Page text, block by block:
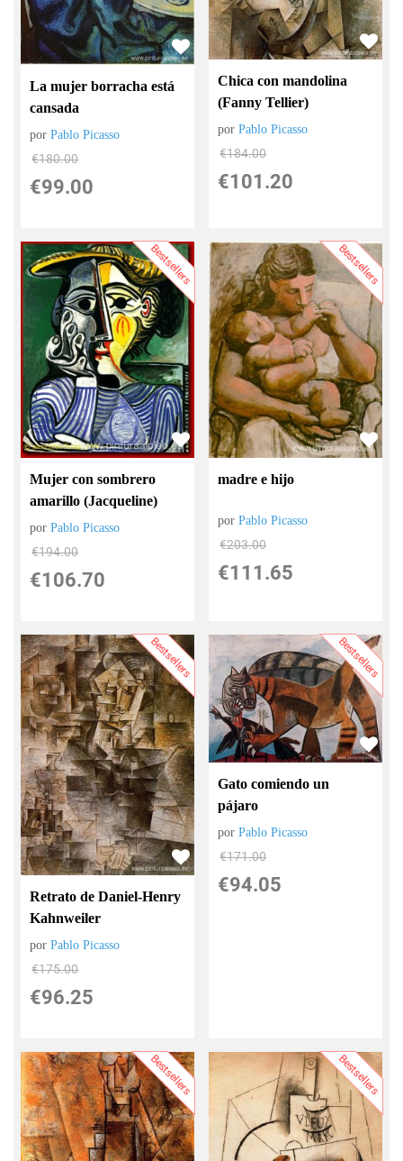
La mujer borracha está
cansada
porPablo Picasso
€180.00
€99.00
Chica con mandolina
(Fanny Tellier)
porPablo Picasso
€184.00
€101.20
Bestsellers
Mujer con sombrero
amarillo (Jacqueline)
porPablo Picasso
€194.00
€106.70
Bestsellers
madre e hijo
porPablo Picasso
€203.00
€111.65
Bestsellers
Retrato de Daniel-Henry
Kahnweiler
porPablo Picasso
€175.00
€96.25
Bestsellers
Gato comiendo un
pájaro
porPablo Picasso
€171.00
€94.05
Bestsellers Bestsellers